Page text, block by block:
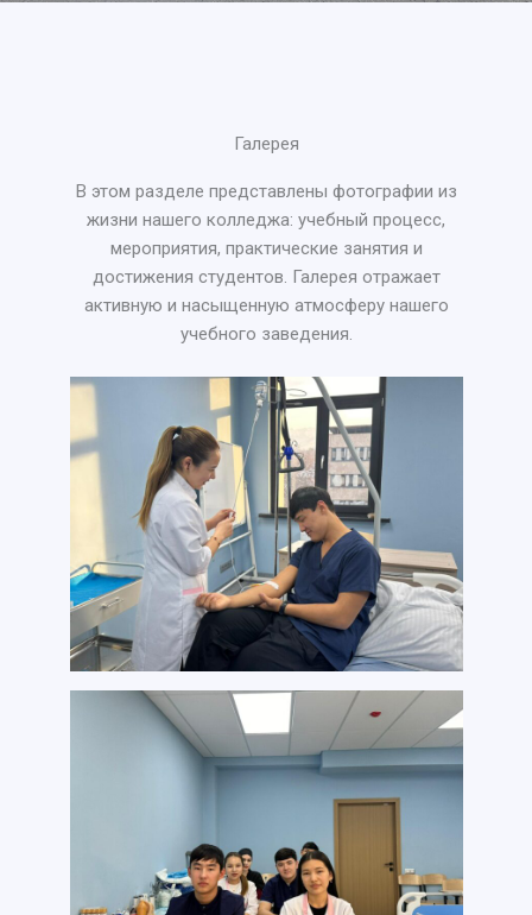
Галерея
В этом разделе представлены фотографии из
жизни нашего колледжа: учебный процесс,
мероприятия, практические занятия и
достижения студентов. Галерея отражает
активную и насыщенную атмосферу нашего
учебного заведения.